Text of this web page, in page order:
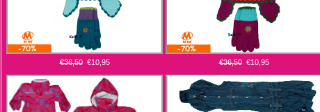
€36,50 €10,95 €36,50 €10,95